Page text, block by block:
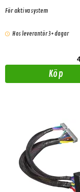
För aktiva system
Hos leverantör 3+ dagar
Köp